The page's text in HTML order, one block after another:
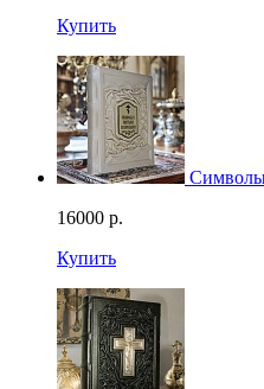
Купить
Символы
16000 р.
Купить